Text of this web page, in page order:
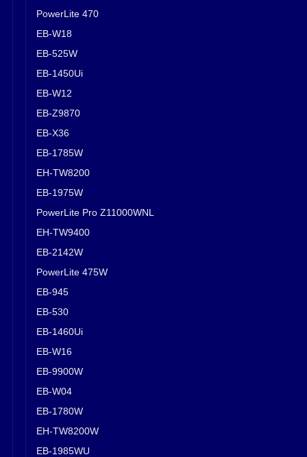
PowerLite 470
EB-W18
EB-525W
EB-1450Ui
EB-W12
EB-Z9870
EB-X36
EB-1785W
EH-TW8200
EB-1975W
PowerLite Pro Z11000WNL
EH-TW9400
EB-2142W
PowerLite 475W
EB-945
EB-530
EB-1460Ui
EB-W16
EB-9900W
EB-W04
EB-1780W
EH-TW8200W
EB-1985WU